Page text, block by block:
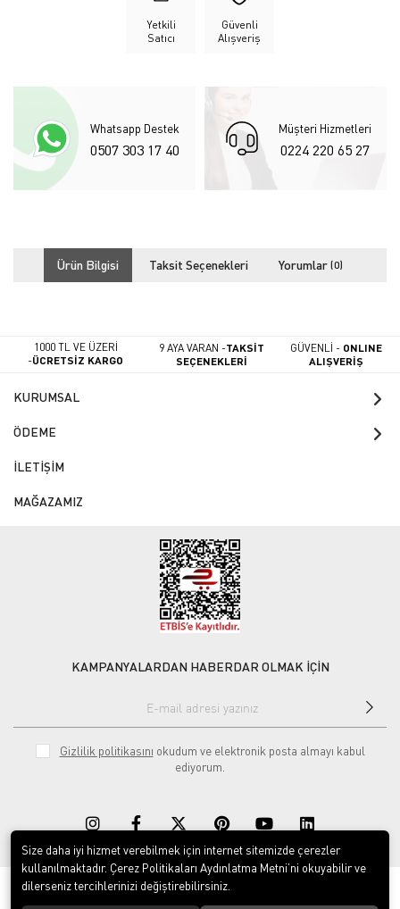
Yetkili
Satıcı
Güvenli
Alışveriş
Whatsapp Destek
0507 303 17 40
Müşteri Hizmetleri
0224 220 65 27
Ürün Bilgisi Taksit Seçenekleri Yorumlar (0)
1000 TL VE ÜZERİ
-ÜCRETSİZ KARGO
9 AYA VARAN -TAKSİT
SEÇENEKLERİ
GÜVENLİ - ONLINE
ALIŞVERİŞ
KURUMSAL
ÖDEME
İLETİŞİM
MAĞAZAMIZ
KAMPANYALARDAN HABERDAR OLMAK İÇİN
Gizlilik politikasını okudum ve elektronik posta almayı kabul
ediyorum.
© 2020Rekor Müzik. Tüm hakları saklıdır.
Size daha iyi hizmet verebilmek için internet sitemizde çerezler
kullanılmaktadır. Çerez Politikaları Aydınlatma Metni’ni okuyabilir ve
dilerseniz tercihlerinizi değiştirebilirsiniz.